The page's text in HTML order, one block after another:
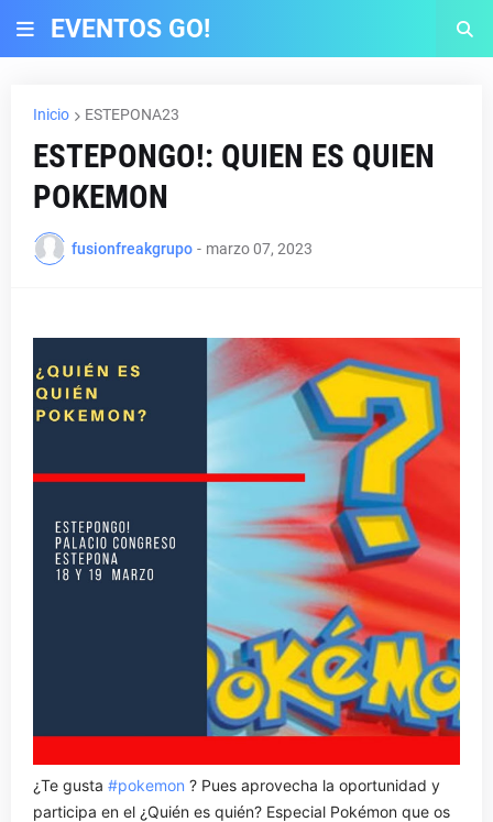
EVENTOS GO!
Inicio ESTEPONA23
ESTEPONGO!: QUIEN ES QUIEN
POKEMON
fusionfreakgrupo - marzo 07, 2023
¿Te gusta #pokemon ? Pues aprovecha la oportunidad y
participa en el ¿Quién es quién? Especial Pokémon que os